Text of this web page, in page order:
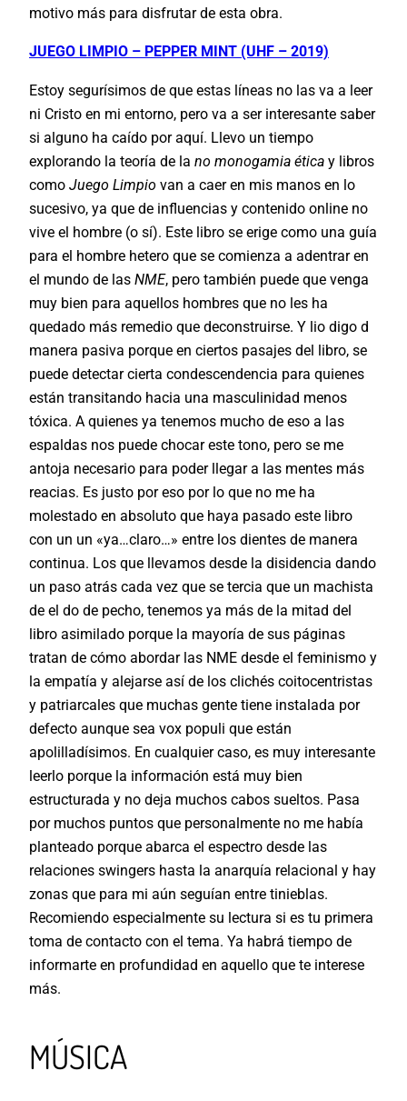
motivo más para disfrutar de esta obra.
JUEGO LIMPIO – PEPPER MINT (UHF – 2019)
Estoy segurísimos de que estas líneas no las va a leer
ni Cristo en mi entorno, pero va a ser interesante saber
si alguno ha caído por aquí. Llevo un tiempo
explorando la teoría de la no monogamia ética y libros
como Juego Limpio van a caer en mis manos en lo
sucesivo, ya que de influencias y contenido online no
vive el hombre (o sí). Este libro se erige como una guía
para el hombre hetero que se comienza a adentrar en
el mundo de las NME, pero también puede que venga
muy bien para aquellos hombres que no les ha
quedado más remedio que deconstruirse. Y lio digo d
manera pasiva porque en ciertos pasajes del libro, se
puede detectar cierta condescendencia para quienes
están transitando hacia una masculinidad menos
tóxica. A quienes ya tenemos mucho de eso a las
espaldas nos puede chocar este tono, pero se me
antoja necesario para poder llegar a las mentes más
reacias. Es justo por eso por lo que no me ha
molestado en absoluto que haya pasado este libro
con un un «ya…claro…» entre los dientes de manera
continua. Los que llevamos desde la disidencia dando
un paso atrás cada vez que se tercia que un machista
de el do de pecho, tenemos ya más de la mitad del
libro asimilado porque la mayoría de sus páginas
tratan de cómo abordar las NME desde el feminismo y
la empatía y alejarse así de los clichés coitocentristas
y patriarcales que muchas gente tiene instalada por
defecto aunque sea vox populi que están
apolilladísimos. En cualquier caso, es muy interesante
leerlo porque la información está muy bien
estructurada y no deja muchos cabos sueltos. Pasa
por muchos puntos que personalmente no me había
planteado porque abarca el espectro desde las
relaciones swingers hasta la anarquía relacional y hay
zonas que para mi aún seguían entre tinieblas.
Recomiendo especialmente su lectura si es tu primera
toma de contacto con el tema. Ya habrá tiempo de
informarte en profundidad en aquello que te interese
más.
MÚSICA